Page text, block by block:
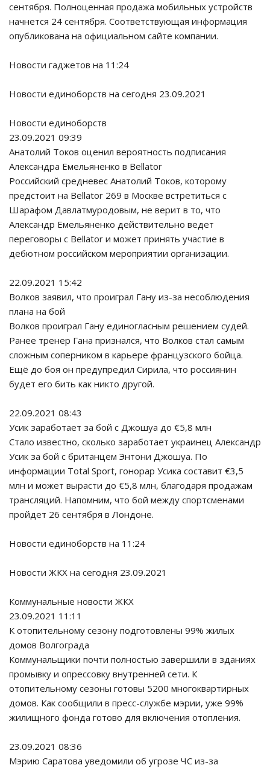
сентября. Полноценная продажа мобильных устройств
начнется 24 сентября. Соответствующая информация
опубликована на официальном сайте компании.
Новости гаджетов на 11:24
Новости единоборств на сегодня 23.09.2021
Новости единоборств
23.09.2021 09:39
Анатолий Токов оценил вероятность подписания
Александра Емельяненко в Bellator
Российский средневес Анатолий Токов, которому
предстоит на Bellator 269 в Москве встретиться с
Шарафом Давлатмуродовым, не верит в то, что
Александр Емельяненко действительно ведет
переговоры с Bellator и может принять участие в
дебютном российском мероприятии организации.
22.09.2021 15:42
Волков заявил, что проиграл Гану из-за несоблюдения
плана на бой
Волков проиграл Гану единогласным решением судей.
Ранее тренер Гана признался, что Волков стал самым
сложным соперником в карьере французского бойца.
Ещё до боя он предупредил Сирила, что россиянин
будет его бить как никто другой.
22.09.2021 08:43
Усик заработает за бой с Джошуа до €5,8 млн
Стало известно, сколько заработает украинец Александр
Усик за бой с британцем Энтони Джошуа. По
информации Total Sport, гонорар Усика составит €3,5
млн и может вырасти до €5,8 млн, благодаря продажам
трансляций. Напомним, что бой между спортсменами
пройдет 26 сентября в Лондоне.
Новости единоборств на 11:24
Новости ЖКХ на сегодня 23.09.2021
Коммунальные новости ЖКХ
23.09.2021 11:11
К отопительному сезону подготовлены 99% жилых
домов Волгограда
Коммунальщики почти полностью завершили в зданиях
промывку и опрессовку внутренней сети. К
отопительному сезоны готовы 5200 многоквартирных
домов. Как сообщили в пресс-службе мэрии, уже 99%
жилищного фонда готово для включения отопления.
23.09.2021 08:36
Мэрию Саратова уведомили об угрозе ЧС из-за